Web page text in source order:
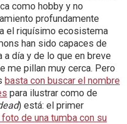
como hobby y no
profundamente
el riquísimo ecosistema
han sido capaces de
a día y de lo que en breve
me pillan muy cerca. Pero
basta con buscar el nombre
para ilustrar como de
) está: el primer
foto de una tumba con su